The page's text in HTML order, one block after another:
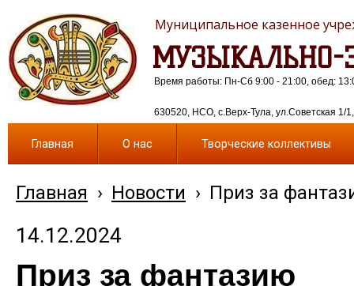
МУЗЫКАЛЬНО-
Муниципальное казенное
630520, НСО, с.Верх-Тула, ул.Советская 1/
Время работы: Пн-Сб 9:00 - 21:00, обед:
Главная О нас Творческие коллективы
Главная › Новости › Приз за
14.12.2024
Приз за фантазию